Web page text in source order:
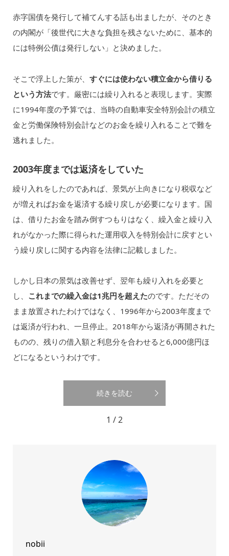
赤字国債を発行して補てんする話も出ましたが、そのとき
の内閣が「後世代に大きな負担を残さないために、基本的
には特例公債は発行しない」と決めました。
そこで浮上した策が、 すぐには使わない積立金から借りる
という方法です。厳密には繰り入れると表現します。実際
に1994年度の予算では、当時の自動車安全特別会計の積立
金と労働保険特別会計などのお金を繰り入れることで難を
逃れました。
2003年度までは返済をしていた
繰り入れをしたのであれば、景気が上向きになり税収など
が増えればお金を返済する繰り戻しが必要になります。国
は、借りたお金を踏み倒すつもりはなく、繰入金と繰り入
れがなかった際に得られた運用収入を特別会計に戻すとい
う繰り戻しに関する内容を法律に記載しました。
しかし日本の景気は改善せず、翌年も繰り入れを必要と
し、 これまでの繰入金は1兆円を超えたのです。ただその
まま放置されたわけではなく、1996年から2003年度まで
は返済が行われ、一旦停止。2018年から返済が再開された
ものの、残りの借入額と利息分を合わせると6,000億円ほ
どになるというわけです。
続きを読む
1 / 2
nobii